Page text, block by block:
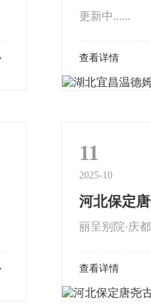
更新中......
查看详情
11
2025-10
河北保定
丽呈别院·庆
里、保定40公
交通十分便捷
查看详情